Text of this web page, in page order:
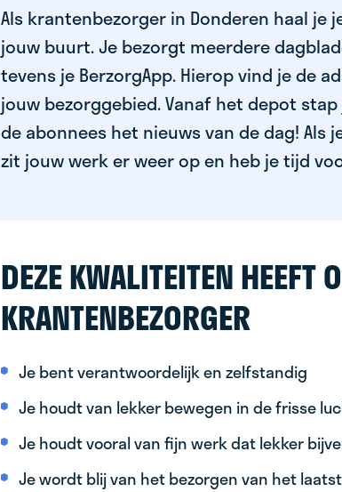
Als krantenbezorger in Donderen haal
jouw buurt. Je bezorgt meerdere
tevens je BerzorgApp. Hierop vind je de
jouw bezorggebied. Vanaf het depot
de abonnees het nieuws van de dag!
zit jouw werk er weer op en heb je tijd
DEZE KWALITEITEN HEEFT
KRANTENBEZORGER
Je bent verantwoordelijk en zelfstandig
Je houdt van lekker bewegen in de frisse
Je houdt vooral van fijn werk dat lekker
Je wordt blij van het bezorgen van het